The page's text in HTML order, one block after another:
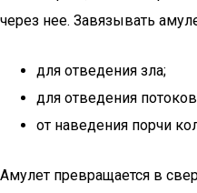
через нее. Завязывать
для отведения зла;
для отведения
от наведения порчи
Амулет превращается в